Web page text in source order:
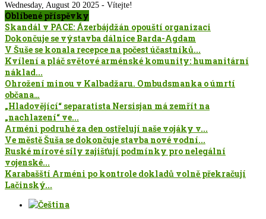
Wednesday, August 20 2025 - Vítejte!
Oblíbené příspěvky
Skandál v PACE: Ázerbájdžán opouští organizaci
Dokončuje se výstavba dálnice Barda-Agdam
V Šuše se konala recepce na počest účastníků...
Kvílení a pláč světové arménské komunity: humanitární
náklad...
Ohrožení minou v Kalbadžaru. Ombudsmanka o úmrtí
občana…
„Hladovějící“ separatista Nersisjan má zemřít na
„nachlazení“ ve...
Arméni podruhé za den ostřelují naše vojáky v...
Ve městě Šuša se dokončuje stavba nové vodní...
Ruské mírové síly zajišťují podmínky pro nelegální
vojenské...
Karabašští Arméni po kontrole dokladů volně překračují
Lačinský...